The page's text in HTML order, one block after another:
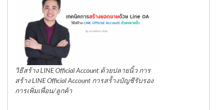
วิธีสร้าง LINE Official Account ด้วยปลายนิ้ว การ
สร้าง LINE Official Account การสร้้างบัญชีรับรอง
การเพิ่มเพื่อน/ลูกค้า